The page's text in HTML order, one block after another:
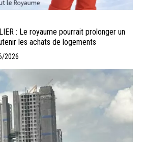
: Le royaume pourrait prolonger un
les achats de logements
2026